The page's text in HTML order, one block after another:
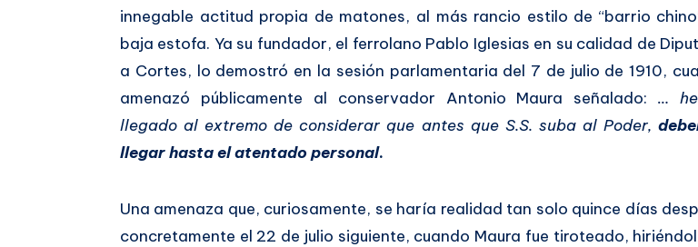
Facebook
Compartir
Twitter
innegable actitud propia de matones, al más rancio estilo de “barrio
baja estofa. Ya su fundador, el ferrolano Pablo Iglesias en su calidad de
a Cortes, lo demostró en la sesión parlamentaria del 7 de julio de 1910,
amenazó públicamente al conservador Antonio Maura señalado:…
llegado al extremo de considerar que antes que S.S. suba al Poder,
llegar hasta el atentado personal.
Una amenaza que, curiosamente, se haría realidad tan solo quince días
concretamente el 22 de julio siguiente, cuando Maura fue tiroteado,